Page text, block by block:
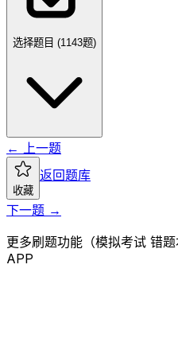
选择题目 (1143题)
← 上一题
收藏
返回题库
下一题 →
更多刷题功能（模拟考试 错
APP